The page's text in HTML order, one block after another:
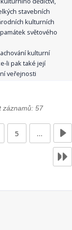
stavebních
kulturních
světového
kulturní
li pak také její
veřejnosti
záznamů: 57
5 …